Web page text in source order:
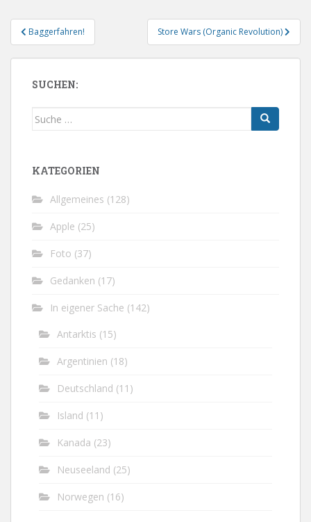
Beitragsnavigation
Baggerfahren! Store Wars (Organic Revolution)
SUCHEN:
Suche
KATEGORIEN
Allgemeines (128)
Apple (25)
Foto (37)
Gedanken (17)
In eigener Sache (142)
Antarktis (15)
Argentinien (18)
Deutschland (11)
Island (11)
Kanada (23)
Neuseeland (25)
Norwegen (16)